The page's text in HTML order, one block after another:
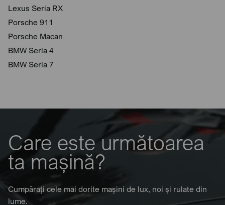
Lexus Seria RX
Porsche 911
Porsche Macan
BMW Seria 4
BMW Seria 7
Care este următoarea
ta mașină?
Cumpărați cele mai dorite mașini de lux, noi și rulate din
lume.